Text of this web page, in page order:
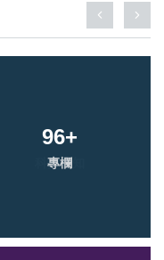
96+
專欄